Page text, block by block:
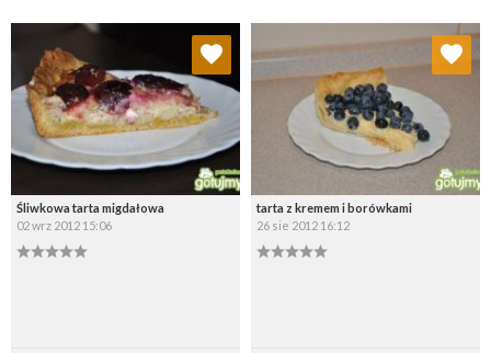
Śliwkowa tarta migdałowa
02 wrz 2012 15:06
Dodaj do ulubionych
Wybierz listę:
tarta z kremem i borówkami
26 sie 2012 16:12
Dodaj do ulubionych
Wybierz listę: